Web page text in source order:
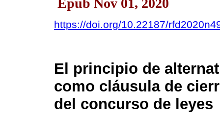
Epub Nov 01, 2020
https://doi.org/10.22187/
El principio de
como cláusula de
del concurso de leyes